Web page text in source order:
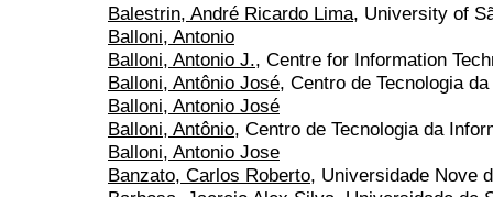
Balestrin, André Ricardo Lima, University of
Balloni, Antonio
Balloni, Antonio J., Centre for Information
Balloni, Antônio José, Centro de Tecnologia
Balloni, Antonio José
Balloni, Antônio, Centro de Tecnologia da
Balloni, Antonio Jose
Banzato, Carlos Roberto, Universidade Nove